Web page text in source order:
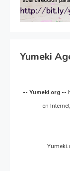
Yumeki
-- Yumeki.org --
en